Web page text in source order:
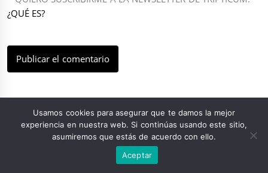
¿QUÉ ES?
Usamos cookies para asegurar que te damos la mejor
experiencia en nuestra web. Si continúas usando este sitio,
asumiremos que estás de acuerdo con ello.
Aceptar